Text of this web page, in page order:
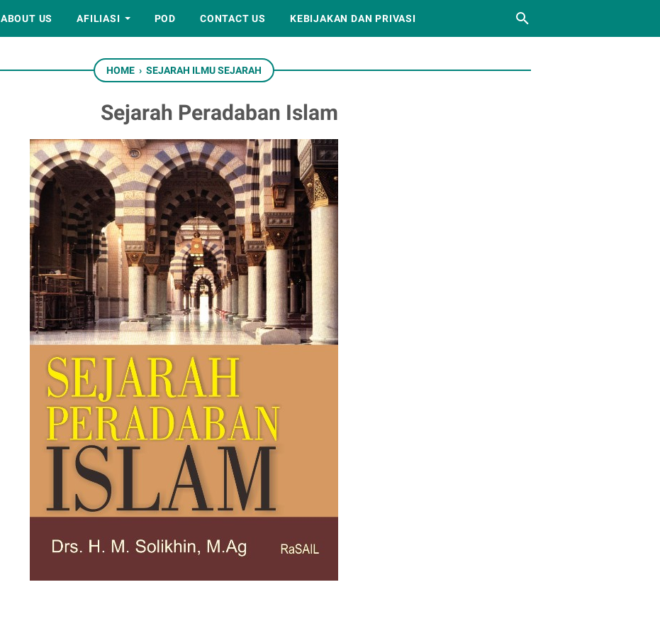
ABOUT US AFILIASI POD CONTACT US KEBIJAKAN DAN PRIVASI
HOME › SEJARAH ILMU SEJARAH
Sejarah Peradaban Islam